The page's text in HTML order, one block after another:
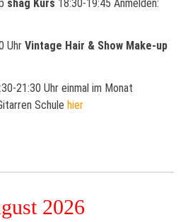
shag Kurs 18:30-19:45 Anmelden:
Uhr Vintage Hair & Show Make-up
21:30 Uhr einmal im Monat
Schule hier
2026